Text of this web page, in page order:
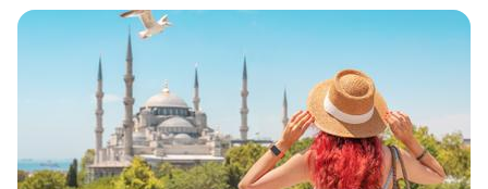
животные и маршруты, которые дарят одни из самых
ярких впечатлений от путешествий.